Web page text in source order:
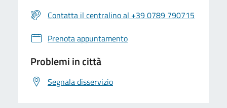
Contatta il centralino al +39 0789 790715
Prenota appuntamento
Problemi in città
Segnala disservizio